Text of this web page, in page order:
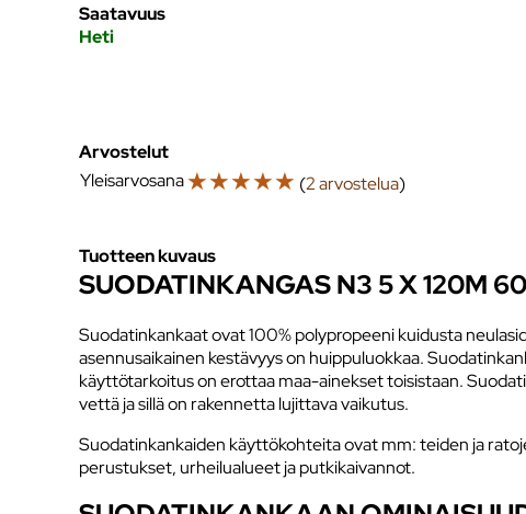
Saatavuus
Heti
Arvostelut
Yleisarvosana☆☆☆☆☆ (2 arvostelua)
Tuotteen kuvaus
SUODATINKANGAS N3 5 X 120M
Suodatinkankaat ovat 100% polypropeeni kuidusta
asennusaikainen kestävyys on huippuluokkaa.
käyttötarkoitus on erottaa maa-ainekset toisistaan.
vettä ja sillä on rakennetta lujittava vaikutus.
Suodatinkankaiden käyttökohteita ovat mm: teiden ja
perustukset, urheilualueet ja putkikaivannot.